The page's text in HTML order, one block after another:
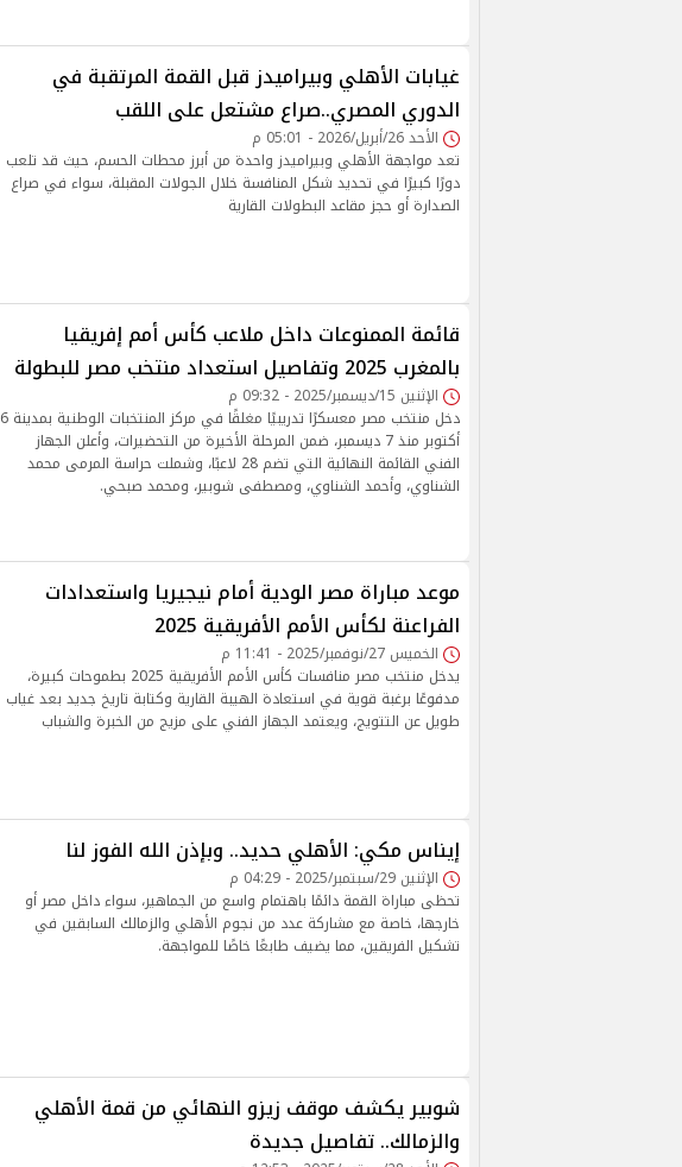
غيابات الأهلي وبيراميدز قبل القمة المرتقبة في
الدوري المصري..صراع مشتعل على اللقب
الأحد 26/أبريل/2026 - 05:01 م
تعد مواجهة الأهلي وبيراميدز واحدة من أبرز محطات الحسم، حيث قد تلعب
دورًا كبيرًا في تحديد شكل المنافسة خلال الجولات المقبلة، سواء في صراع
الصدارة أو حجز مقاعد البطولات القارية
قائمة الممنوعات داخل ملاعب كأس أمم إفريقيا
بالمغرب 2025 وتفاصيل استعداد منتخب مصر للبطولة
الإثنين 15/ديسمبر/2025 - 09:32 م
دخل منتخب مصر معسكرًا تدريبيًا مغلقًا في مركز المنتخبات الوطنية بمدينة 6
أكتوبر منذ 7 ديسمبر، ضمن المرحلة الأخيرة من التحضيرات، وأعلن الجهاز
الفني القائمة النهائية التي تضم 28 لاعبًا، وشملت حراسة المرمى محمد
الشناوي، وأحمد الشناوي، ومصطفى شوبير، ومحمد صبحي.
موعد مباراة مصر الودية أمام نيجيريا واستعدادات
الفراعنة لكأس الأمم الأفريقية 2025
الخميس 27/نوفمبر/2025 - 11:41 م
يدخل منتخب مصر منافسات كأس الأمم الأفريقية 2025 بطموحات كبيرة،
مدفوعًا برغبة قوية في استعادة الهيبة القارية وكتابة تاريخ جديد بعد غياب
طويل عن التتويج، ويعتمد الجهاز الفني على مزيج من الخبرة والشباب
إيناس مكي: الأهلي حديد.. وبإذن الله الفوز لنا
الإثنين 29/سبتمبر/2025 - 04:29 م
تحظى مباراة القمة دائمًا باهتمام واسع من الجماهير، سواء داخل مصر أو
خارجها، خاصة مع مشاركة عدد من نجوم الأهلي والزمالك السابقين في
تشكيل الفريقين، مما يضيف طابعًا خاصًا للمواجهة.
شوبير يكشف موقف زيزو النهائي من قمة الأهلي
والزمالك.. تفاصيل جديدة